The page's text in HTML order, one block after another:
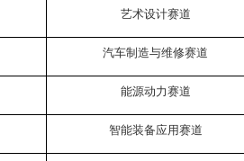
艺术设计赛道
汽车制造与维修赛道
能源动力赛道
智能装备应用赛道